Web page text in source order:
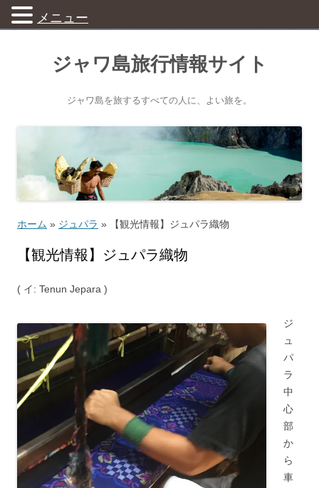
ジャワ島旅行情報サイト
ジャワ島を旅するすべての人に、よい旅を。
ホーム » ジュパラ » 【観光情報】ジュパラ織物
【観光情報】ジュパラ織物
( イ: Tenun Jepara )
ジ
ュ
パ
ラ
中
心
部
か
ら
車
メニュー